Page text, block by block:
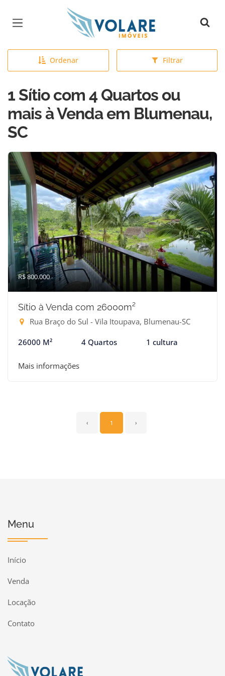
Página inicial
Ordenar Filtrar
1 Sítio com 4 Quartos ou
mais à Venda em Blumenau,
SC
R$ 800.000
Sítio à Venda com 26000m²
Rua Braço do Sul - Vila Itoupava, Blumenau-SC
26000 M² 4 Quartos 1 cultura
Mais informações
‹ 1 ›
Menu
Início
Venda
Locação
Contato
Página inicial